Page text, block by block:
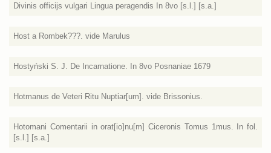
Divinis officijs vulgari Lingua peragendis In 8vo [s.l.] [s.a.]
Host a Rombek???. vide Marulus
Hostyński S. J. De Incarnatione. In 8vo Posnaniae 1679
Hotmanus de Veteri Ritu Nuptiar[um]. vide Brissonius.
Hotomani Comentarii in orat[io]nu[m] Ciceronis Tomus 1mus. In fol.
[s.l.] [s.a.]